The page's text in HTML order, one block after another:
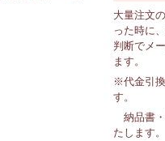
大量注文
った時に
判断でメ
ます。
※代金引
す。
納品書・
たします。